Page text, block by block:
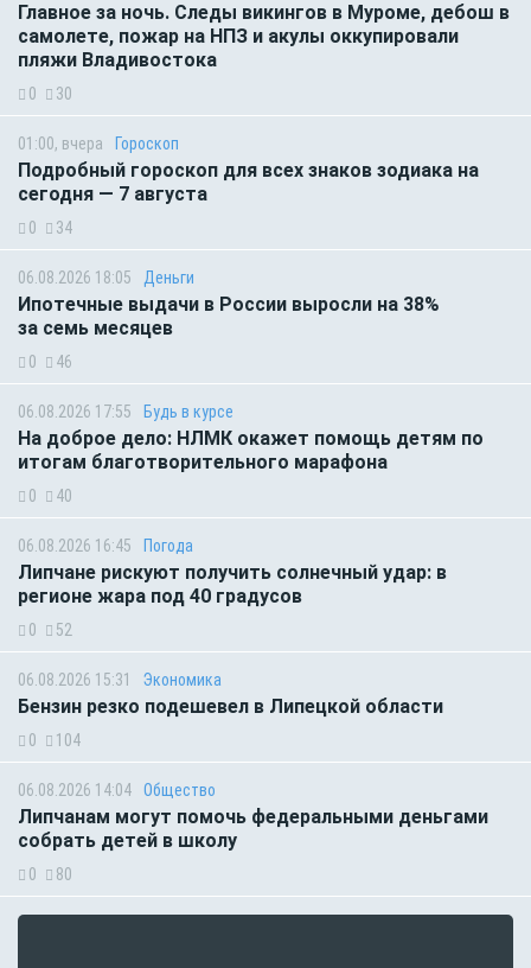
Главное за ночь. Следы викингов в Муроме, дебош в
самолете, пожар на НПЗ и акулы оккупировали
пляжи Владивостока
0 30
01:00, вчера Гороскоп
Подробный гороскоп для всех знаков зодиака на
сегодня — 7 августа
0 34
06.08.2026 18:05 Деньги
Ипотечные выдачи в России выросли на 38%
за семь месяцев
0 46
06.08.2026 17:55 Будь в курсе
На доброе дело: НЛМК окажет помощь детям по
итогам благотворительного марафона
0 40
06.08.2026 16:45 Погода
Липчане рискуют получить солнечный удар: в
регионе жара под 40 градусов
0 52
06.08.2026 15:31 Экономика
Бензин резко подешевел в Липецкой области
0 104
06.08.2026 14:04 Общество
Липчанам могут помочь федеральными деньгами
собрать детей в школу
0 80